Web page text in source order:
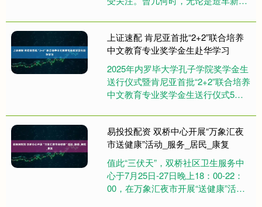
产时间表，仿佛燃油车即将退出历
史....
上证速配 肯尼亚首批“2+2”联合培养
中文教育专业奖学金生赴华学习
2025年内罗毕大学孔子学院奖学金生
送行仪式暨肯尼亚首批“2+2”联合培养
中文教育专业奖学金生送行仪式5日
12月，内罗毕大学....
易投投配资 双桥中心开展“万象汇夜
市送健康”活动_服务_居民_康复
值此“三伏天”，双桥社区卫生服务中
心于7月25日-27日晚上18：00-22：
00，在万象汇夜市开展“送健康”活